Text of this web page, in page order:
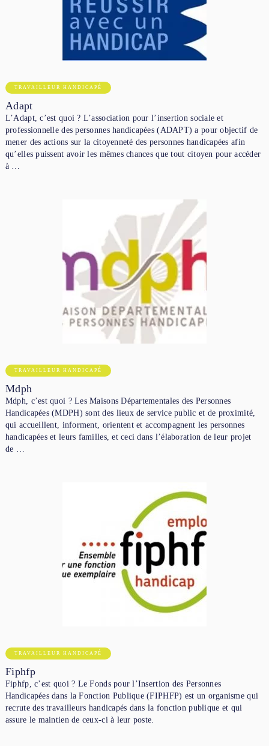
TRAVAILLEUR HANDICAPÉ
Adapt
L’Adapt, c’est quoi ? L’association pour l’insertion sociale et
professionnelle des personnes handicapées (ADAPT) a pour objectif de
mener des actions sur la citoyenneté des personnes handicapées afin
qu’elles puissent avoir les mêmes chances que tout citoyen pour accéder
à …
TRAVAILLEUR HANDICAPÉ
Mdph
Mdph, c’est quoi ? Les Maisons Départementales des Personnes
Handicapées (MDPH) sont des lieux de service public et de proximité,
qui accueillent, informent, orientent et accompagnent les personnes
handicapées et leurs familles, et ceci dans l’élaboration de leur projet
de …
TRAVAILLEUR HANDICAPÉ
Fiphfp
Fiphfp, c’est quoi ? Le Fonds pour l’Insertion des Personnes
Handicapées dans la Fonction Publique (FIPHFP) est un organisme qui
recrute des travailleurs handicapés dans la fonction publique et qui
assure le maintien de ceux-ci à leur poste.